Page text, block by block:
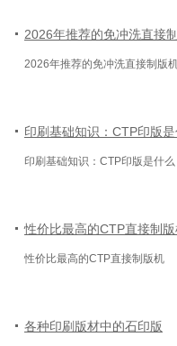
2026年推荐的免冲洗直接
2026年推荐的免冲洗直接制版
印刷基础知识：CTP印版
印刷基础知识：CTP印版是什么
性价比最高的CTP直接制
性价比最高的CTP直接制版机
各种印刷版材中的石印版